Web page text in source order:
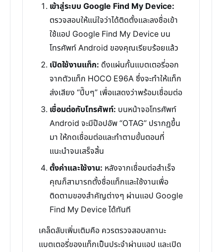
เข้าสู่ระบบ Google Find My Device:
ตรวจสอบให้แน่ใจว่าได้ติดตั้งและลงชื่อเข้า
ใช้แอป Google Find My Device บน
โทรศัพท์ Android ของคุณเรียบร้อยแล้ว
เปิดใช้งานแท็ก: ดึงแผ่นกั้นแบตเตอรี่ออก
จากตัวแท็ก HOCO E96A ซึ่งจะทำให้แท็ก
ส่งเสียง “ปี๊บๆ” เพื่อแสดงว่าพร้อมเชื่อมต่อ
เชื่อมต่อกับโทรศัพท์: บนหน้าจอโทรศัพท์
Android จะมีป๊อปอัพ “OTAG” ปรากฏขึ้น
มา ให้กดเชื่อมต่อและทำตามขั้นตอนที่
แนะนำจนเสร็จสิ้น
ตั้งค่าและใช้งาน: หลังจากเชื่อมต่อสำเร็จ
คุณก็สามารถตั้งชื่อแท็กและใช้งานเพื่อ
ติดตามของสำคัญต่างๆ ผ่านแอป Google
Find My Device ได้ทันที
เคล็ดลับเพิ่มเติมคือ ควรตรวจสอบสถานะ
แบตเตอรี่ของแท็กเป็นประจำผ่านแอป และเปิด